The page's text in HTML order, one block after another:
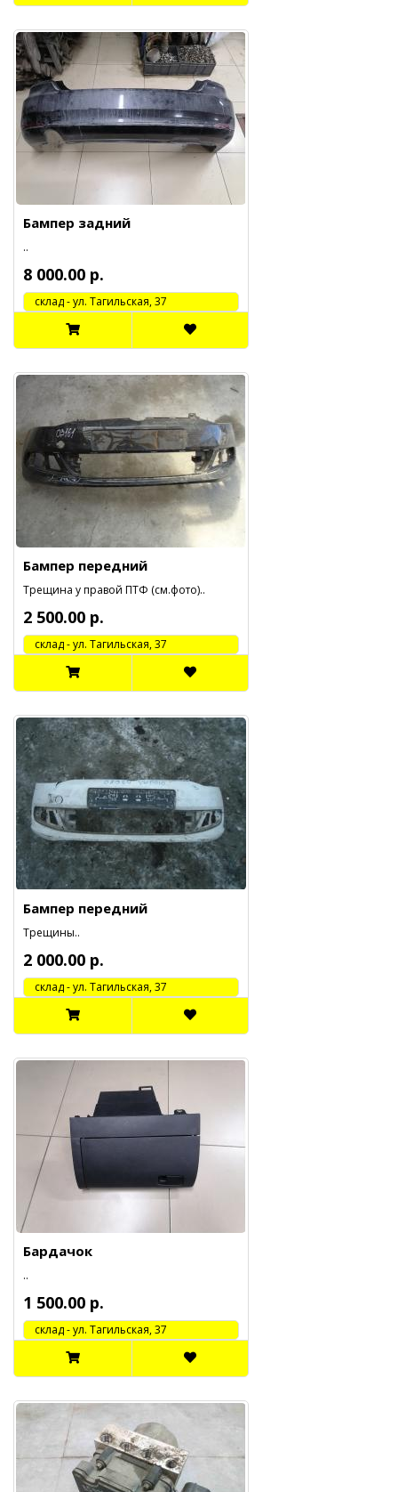
Бампер задний
..
8 000.00 р.
cклад - ул. Тагильская, 37
Бампер передний
Трещина у правой ПТФ (см.фото)..
2 500.00 р.
cклад - ул. Тагильская, 37
Бампер передний
Трещины..
2 000.00 р.
cклад - ул. Тагильская, 37
Бардачок
..
1 500.00 р.
cклад - ул. Тагильская, 37